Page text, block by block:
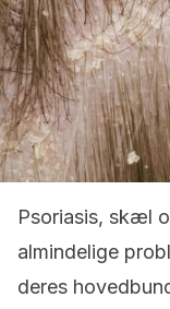
Psoriasis, skæl
almindelige
deres